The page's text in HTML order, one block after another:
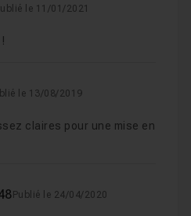
le 11/01/2021
le 13/08/2019
claires pour une mise en
Publié le 24/04/2020